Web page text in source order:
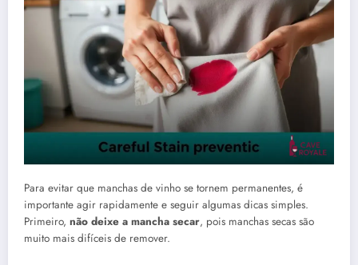
Para evitar que manchas de vinho se tornem permanentes, é
importante agir rapidamente e seguir algumas dicas simples.
Primeiro, não deixe a mancha secar, pois manchas secas são
muito mais difíceis de remover.